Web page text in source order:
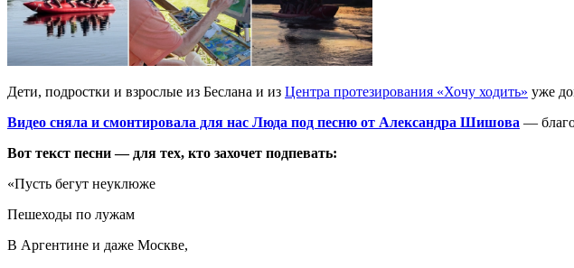
Дети, подростки и взрослые из Беслана и из Центра протезирования «Хочу ходить» уже
Видео сняла и смонтировала для нас Люда под песню от Александра Шишова —
Вот текст песни — для тех, кто захочет подпевать:
«Пусть бегут неуклюже
Пешеходы по лужам
В Аргентине и даже Москве,